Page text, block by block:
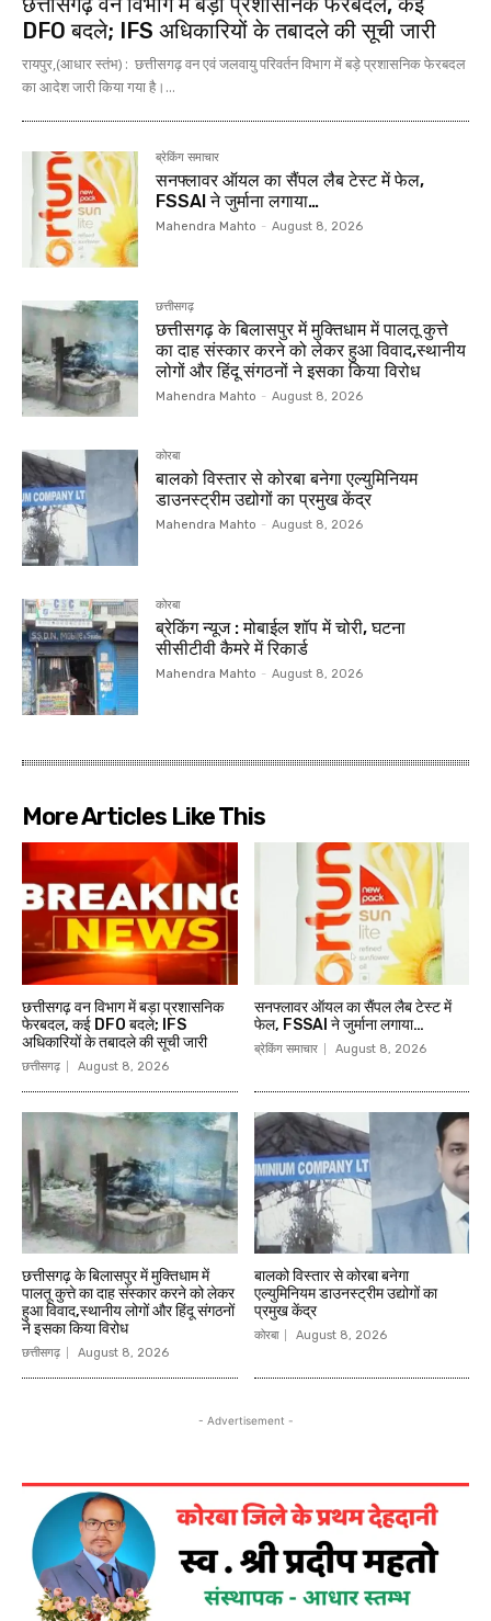
DFO बदले; IFS अधिकारियों के तबादले की सूची जारी
रायपुर,(आधार स्तंभ) : छत्तीसगढ़ वन एवं जलवायु परिवर्तन विभाग में बड़े प्रशासनिक फेरबदल
का आदेश जारी किया गया है।...
ब्रेकिंग समाचार
सनफ्लावर ऑयल का सैंपल लैब टेस्ट में फेल,
FSSAI ने जुर्माना लगाया…
Mahendra Mahto - August 8, 2026
छत्तीसगढ़
छत्तीसगढ़ के बिलासपुर में मुक्तिधाम में पालतू कुत्ते
का दाह संस्कार करने को लेकर हुआ विवाद,स्थानीय
लोगों और हिंदू संगठनों ने इसका किया विरोध
Mahendra Mahto - August 8, 2026
कोरबा
बालको विस्तार से कोरबा बनेगा एल्युमिनियम
डाउनस्ट्रीम उद्योगों का प्रमुख केंद्र
Mahendra Mahto - August 8, 2026
कोरबा
ब्रेकिंग न्यूज : मोबाईल शॉप में चोरी, घटना
सीसीटीवी कैमरे में रिकार्ड
Mahendra Mahto - August 8, 2026
More Articles Like This
छत्तीसगढ़ वन विभाग में बड़ा प्रशासनिक
फेरबदल, कई DFO बदले; IFS
अधिकारियों के तबादले की सूची जारी
छत्तीसगढ़ August 8, 2026
सनफ्लावर ऑयल का सैंपल लैब टेस्ट में
फेल, FSSAI ने जुर्माना लगाया…
ब्रेकिंग समाचार August 8, 2026
छत्तीसगढ़ के बिलासपुर में मुक्तिधाम में
पालतू कुत्ते का दाह संस्कार करने को लेकर
हुआ विवाद,स्थानीय लोगों और हिंदू संगठनों
ने इसका किया विरोध
छत्तीसगढ़ August 8, 2026
बालको विस्तार से कोरबा बनेगा
एल्युमिनियम डाउनस्ट्रीम उद्योगों का
प्रमुख केंद्र
कोरबा August 8, 2026
- Advertisement -